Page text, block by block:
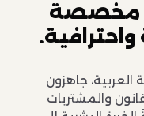
مخصصة
العربية، جاهزون
والمشتريات